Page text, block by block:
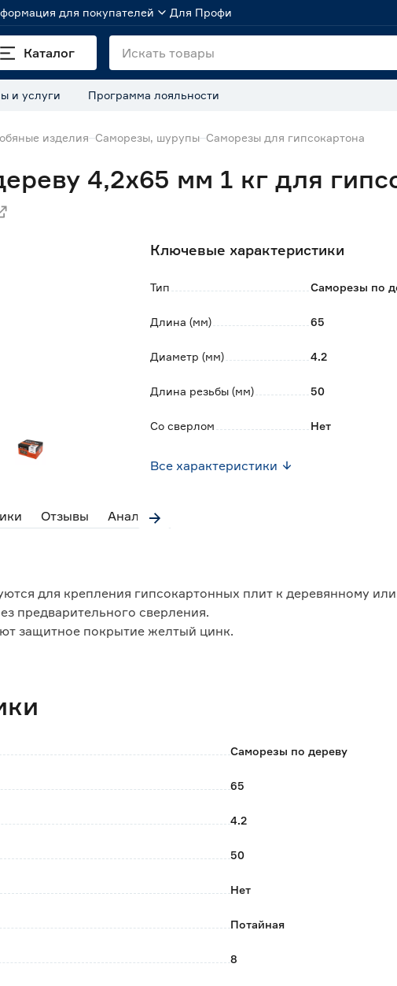
для покупателей Для Профи
Каталог
и услуги Программа лояльности
изделия Саморезы, шурупы Саморезы для гипсокартона
4,2х65 мм 1 кг для
Ключевые характеристики
Тип Саморезы по
Длина (мм) 65
Диаметр (мм) 4.2
Длина резьбы (мм) 50
Со сверлом Нет
Все характеристики
Отзывы Аналоги
для крепления гипсокартонных плит к деревянному или
предварительного сверления.
защитное покрытие желтый цинк.
ориентировочное количество саморезов в упаковке.
Саморезы по дереву
65
4.2
50
Нет
Потайная
8